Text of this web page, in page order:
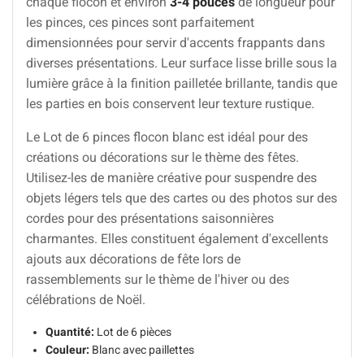
les pinces, ces pinces sont parfaitement
dimensionnées pour servir d'accents frappants dans
diverses présentations. Leur surface lisse brille sous la
lumière grâce à la finition pailletée brillante, tandis que
les parties en bois conservent leur texture rustique.
Le Lot de 6 pinces flocon blanc est idéal pour des
créations ou décorations sur le thème des fêtes.
Utilisez-les de manière créative pour suspendre des
objets légers tels que des cartes ou des photos sur des
cordes pour des présentations saisonnières
charmantes. Elles constituent également d'excellents
ajouts aux décorations de fête lors de
rassemblements sur le thème de l'hiver ou des
célébrations de Noël.
Quantité: Lot de 6 pièces
Couleur: Blanc avec paillettes